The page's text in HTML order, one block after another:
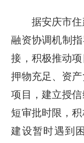
据安庆市住
融资协调机制
接，积极推动
押物充足、资
项目，建立授
短审批时限，
建设暂时遇到